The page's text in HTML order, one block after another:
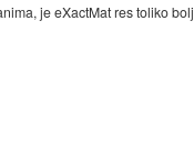
je eXactMat res toliko